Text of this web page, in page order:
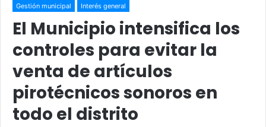
Gestión municipal Interés general
El Municipio intensifica los
controles para evitar la
venta de artículos
pirotécnicos sonoros en
todo el distrito